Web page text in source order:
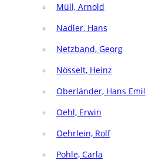
Müll, Arnold
Nadler, Hans
Netzband, Georg
Nösselt, Heinz
Oberländer, Hans Emil
Oehl, Erwin
Oehrlein, Rolf
Pohle, Carla